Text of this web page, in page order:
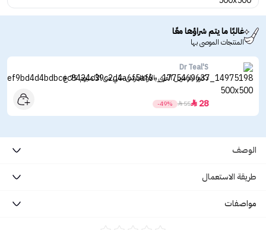
غالبًا ما يتم شراؤها معًا
المنتجات الموصى بها
Dr Teal'S
دكتور تيلز مزيل العرق بالأوكالبتوس خالي من الألمنيوم 75 غ
28

55

-49%
الوصف
طريقة الاستعمال
مواصفات